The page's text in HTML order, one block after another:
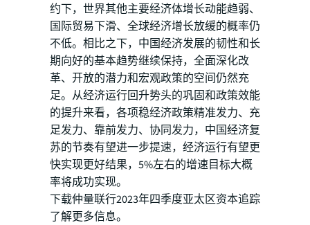
约下，世界其他主要经济体增长动能趋弱、
国际贸易下滑、全球经济增长放缓的概率仍
不低。相比之下，中国经济发展的韧性和长
期向好的基本趋势继续保持，全面深化改
革、开放的潜力和宏观政策的空间仍然充
足。从经济运行回升势头的巩固和政策效能
的提升来看，各项稳经济政策精准发力、充
足发力、靠前发力、协同发力，中国经济复
苏的节奏有望进一步提速，经济运行有望更
快实现更好结果，5%左右的增速目标大概
率将成功实现。
下载仲量联行2023年四季度亚太区资本追踪
了解更多信息。